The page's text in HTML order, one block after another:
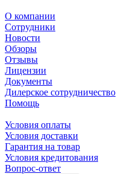
О компании
Сотрудники
Новости
Обзоры
Отзывы
Лицензии
Документы
Дилерское сотрудничество
Помощь
Условия оплаты
Условия доставки
Гарантия на товар
Условия кредитования
Вопрос-ответ